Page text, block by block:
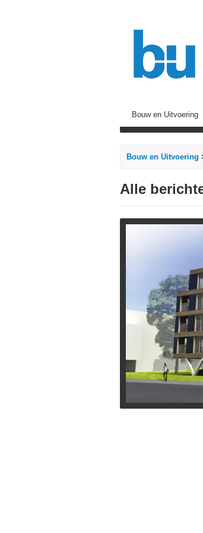
Bouw en Uitvoering
Bouw en Uitvoering
Alle